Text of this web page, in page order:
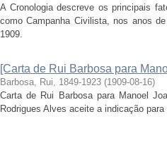
A Cronologia descreve os principais
como Campanha Civilista, nos anos
1909.
[Carta de Rui Barbosa para
Barbosa, Rui, 1849-1923 (1909-08-16)
Carta de Rui Barbosa para Manoel
Rodrigues Alves aceite a indicação